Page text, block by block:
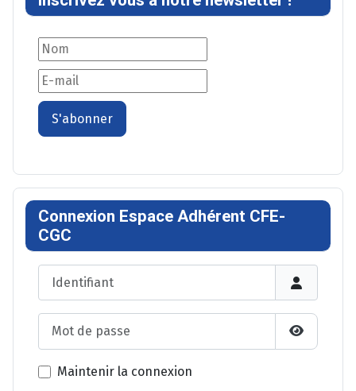
S'abonner
Connexion Espace Adhérent CFE-
CGC
Identifiant
Mot de passe
Afficher
Maintenir la connexion